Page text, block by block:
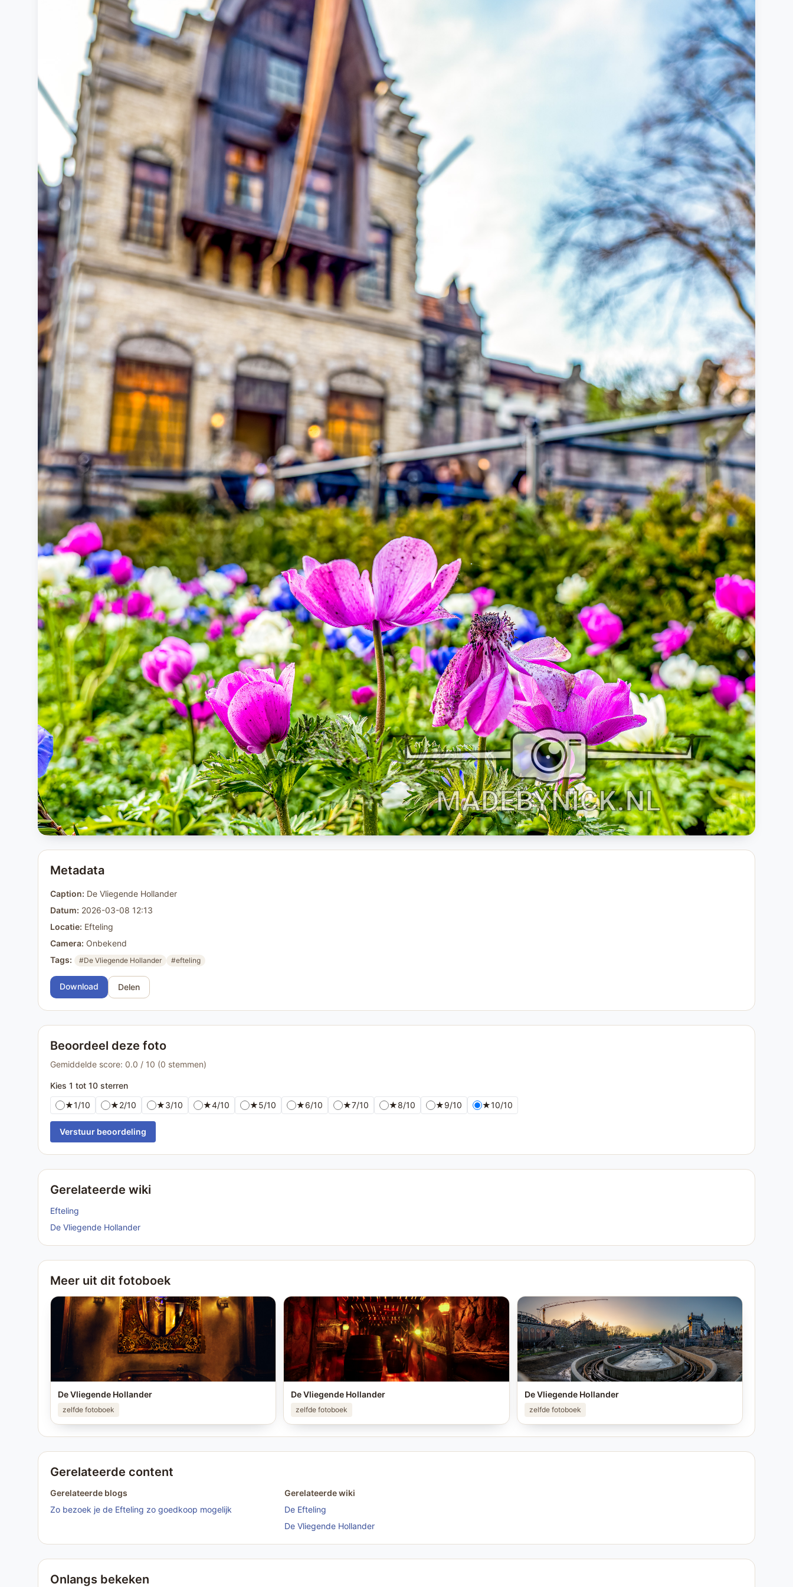
Metadata
Caption: De Vliegende Hollander
Datum: 2026-03-08 12:13
Locatie: Efteling
Camera: Onbekend
Tags:
#De Vliegende Hollander #efteling
Download Delen
Beoordeel deze foto
Gemiddelde score: 0.0 / 10 (0 stemmen)
Kies 1 tot 10 sterren
★1/10 ★2/10 ★3/10 ★4/10 ★5/10 ★6/10 ★7/10 ★8/10 ★9/10 ★10/10
Verstuur beoordeling
Gerelateerde wiki
Efteling
De Vliegende Hollander
Meer uit dit fotoboek
De Vliegende Hollander
zelfde fotoboek
De Vliegende Hollander
zelfde fotoboek
De Vliegende Hollander
zelfde fotoboek
Gerelateerde content
Gerelateerde blogs
Zo bezoek je de Efteling zo goedkoop mogelijk
Gerelateerde wiki
De Efteling
De Vliegende Hollander
Onlangs bekeken